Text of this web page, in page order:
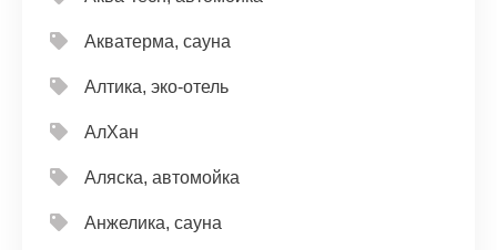
Акватерма, сауна
Алтика, эко-отель
АлХан
Аляска, автомойка
Анжелика, сауна